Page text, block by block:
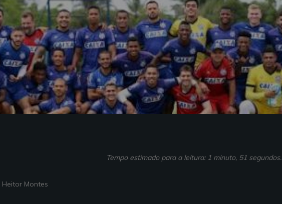
Tempo estimado para a leitura: 1 minuto, 51 segundos.
Heitor Montes